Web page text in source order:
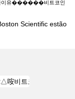
금이유����‍��비트코인
Scientific estão